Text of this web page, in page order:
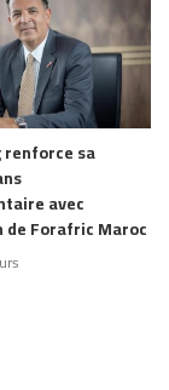
renforce sa
avec
de Forafric Maroc